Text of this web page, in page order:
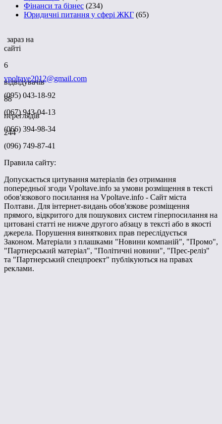
Фінанси та бізнес (234)
Юридичні питання у сфері ЖКГ (65)
зараз на
сайті
6
відвідувачів
88
переглядів
244
vpoltave2012@gmail.com
(095) 043-18-92
(067) 943-04-13
(066) 394-98-34
(096) 749-87-41
Правила сайту:
Допускається цитування матеріалів без отримання
попередньої згоди Vpoltave.info за умови розміщення в тексті
обов'язкового посилання на Vpoltave.info - Сайт міста
Полтави. Для інтернет-видань обов'язкове розміщення
прямого, відкритого для пошукових систем гіперпосилання на
цитовані статті не нижче другого абзацу в тексті або в якості
джерела. Порушення виняткових прав переслідується
Законом. Матеріали з плашками "Новини компаній", "Промо",
"Партнерський матеріал", "Політичні новини", "Прес-реліз"
та "Партнерський спецпроект" публікуються на правах
реклами.